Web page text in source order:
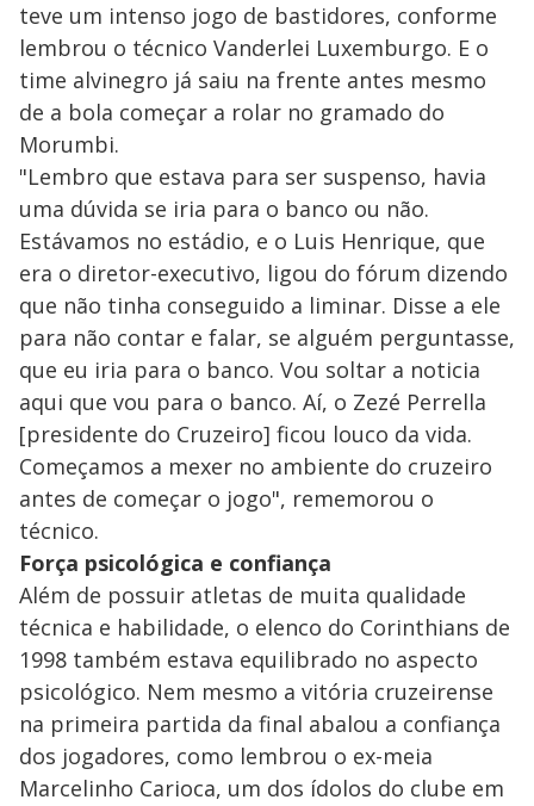
teve um intenso jogo de bastidores, conforme
lembrou o técnico Vanderlei Luxemburgo. E o
time alvinegro já saiu na frente antes mesmo
de a bola começar a rolar no gramado do
Morumbi.
"Lembro que estava para ser suspenso, havia
uma dúvida se iria para o banco ou não.
Estávamos no estádio, e o Luis Henrique, que
era o diretor-executivo, ligou do fórum dizendo
que não tinha conseguido a liminar. Disse a ele
para não contar e falar, se alguém perguntasse,
que eu iria para o banco. Vou soltar a noticia
aqui que vou para o banco. Aí, o Zezé Perrella
[presidente do Cruzeiro] ficou louco da vida.
Começamos a mexer no ambiente do cruzeiro
antes de começar o jogo", rememorou o
técnico.
Força psicológica e confiança
Além de possuir atletas de muita qualidade
técnica e habilidade, o elenco do Corinthians de
1998 também estava equilibrado no aspecto
psicológico. Nem mesmo a vitória cruzeirense
na primeira partida da final abalou a confiança
dos jogadores, como lembrou o ex-meia
Marcelinho Carioca, um dos ídolos do clube em